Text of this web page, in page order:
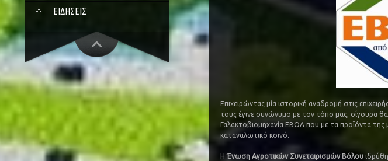
ΕΙΔΉΣΕΙΣ
Επιχειρώντας μία ιστορική αναδρομή στις
τους έγινε συνώνυμο με τον τόπο μας, σίγουρα θα
Γαλακτοβιομηχανία ΕΒΟΛ που με τα προϊόντα της
καταναλωτικό κοινό.
ΗΈνωση Αγροτικών Συνεταιρισμών Βόλου